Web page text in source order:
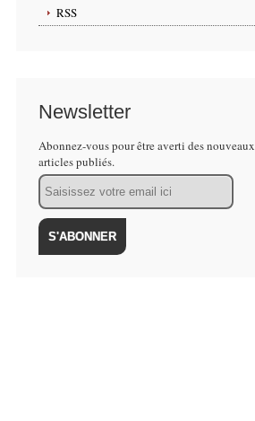
RSS
Newsletter
Abonnez-vous pour être averti des nouveaux
articles publiés.
Email